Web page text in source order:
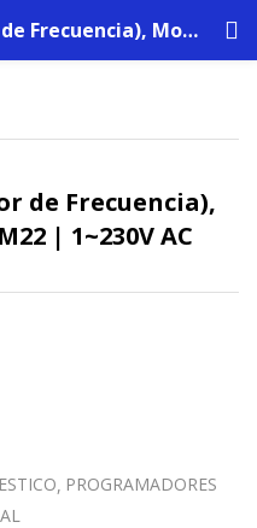
Speedrive V2 (Vareador de Frecuencia), Modelo Speedrive V2 M22 | 1~230V AC
de Frecuencia),
| 1~230V AC
PROGRAMADORES